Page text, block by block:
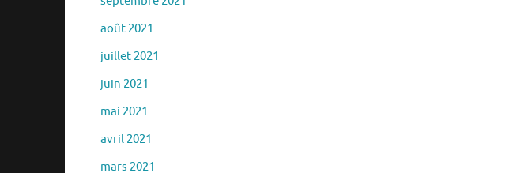
août 2021
juillet 2021
juin 2021
mai 2021
avril 2021
mars 2021